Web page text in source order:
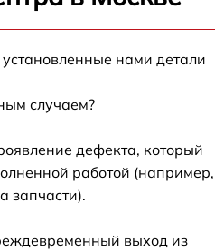
нами детали
случаем?
дефекта, который
работой (например,
запчасти).
выход из